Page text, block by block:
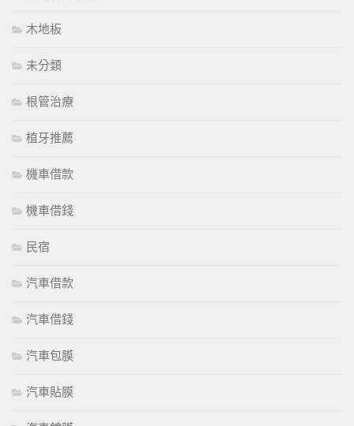
木地板
未分類
根管治療
植牙推薦
機車借款
機車借錢
民宿
汽車借款
汽車借錢
汽車包膜
汽車貼膜